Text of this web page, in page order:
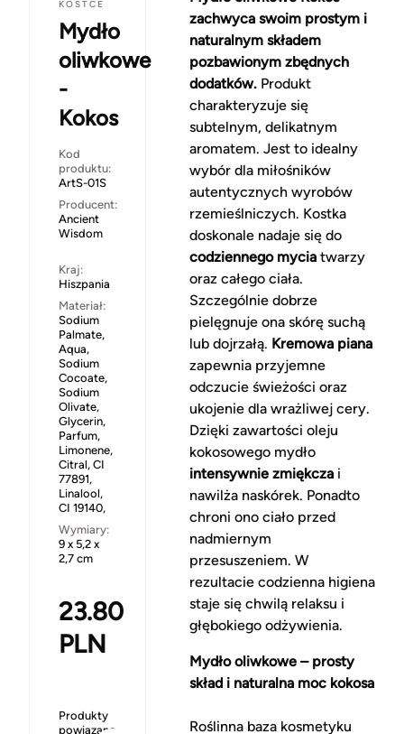
KOSTCE
Mydło
oliwkowe
-
Kokos
Kod
produktu:
ArtS-01S
Producent:
Ancient
Wisdom
Kraj:
Hiszpania
Materiał:
Sodium
Palmate,
Aqua,
Sodium
Cocoate,
Sodium
Olivate,
Glycerin,
Parfum,
Limonene,
Citral, CI
77891,
Linalool,
CI 19140,
Wymiary:
9 x 5,2 x
2,7 cm
23.80
PLN
Produkty
powiązane
zachwyca swoim prostym i
naturalnym składem
pozbawionym zbędnych
dodatków.Produkt
charakteryzuje się
subtelnym, delikatnym
aromatem. Jest to idealny
wybór dla miłośników
autentycznych wyrobów
rzemieślniczych. Kostka
doskonale nadaje się do
codziennego myciatwarzy
oraz całego ciała.
Szczególnie dobrze
pielęgnuje ona skórę suchą
lub dojrzałą. Kremowa piana
zapewnia przyjemne
odczucie świeżości oraz
ukojenie dla wrażliwej cery.
Dzięki zawartości oleju
kokosowego mydło
intensywnie zmiękczai
nawilża naskórek. Ponadto
chroni ono ciało przed
nadmiernym
przesuszeniem. W
rezultacie codzienna higiena
staje się chwilą relaksu i
głębokiego odżywienia.
Mydło oliwkowe – prosty
skład i naturalna moc kokosa
Roślinna baza kosmetyku